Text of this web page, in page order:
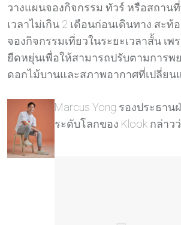
วางแผนจองกิจกรรม ทัวร์ หรือสถาน
เวลาไม่เกิน 2 เดือนก่อนเดินทาง สะท้
จองกิจกรรมเที่ยวในระยะเวลาสั้น เพ
ยืดหยุ่นเพื่อให้สามารถปรับตามการพ
ดอกไม้บานและสภาพอากาศที่เปลี่ยน
Marcus Yong รองประธา
ระดับโลกของ Klook กล่าว